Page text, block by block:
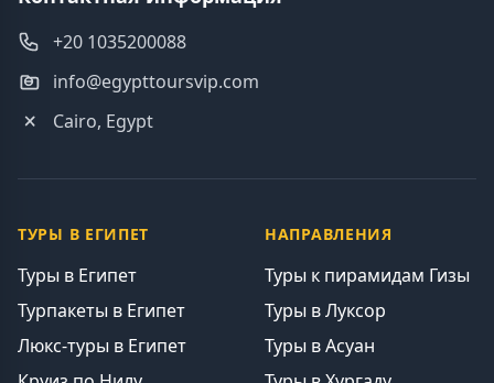
+20 1035200088
info@egypttoursvip.com
Cairo, Egypt
ТУРЫ В ЕГИПЕТ
Туры в Египет
Турпакеты в Египет
Люкс-туры в Египет
НАПРАВЛЕНИЯ
Туры к пирамидам Гизы
Туры в Луксор
Туры в Асуан